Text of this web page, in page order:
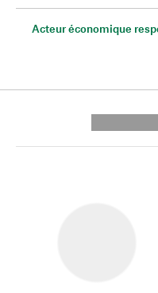
Acteur économique